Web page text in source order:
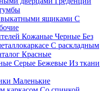
ящиками С
Кожаные Черные Без
С раскладным
Красные
Серые Бежевые Из ткани
Маленькие